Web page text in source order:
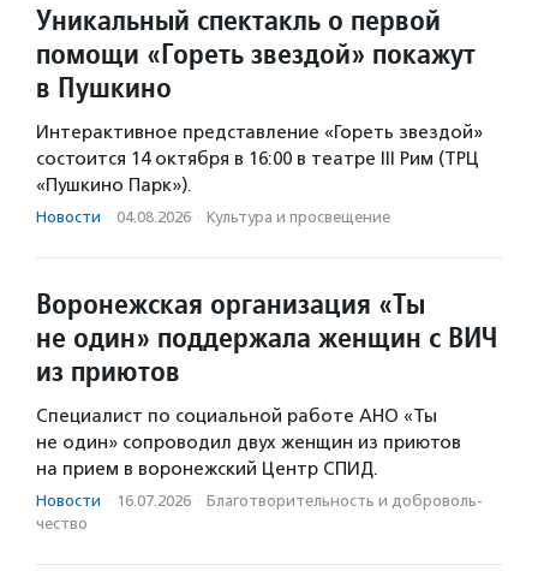
Уникальный спектакль о первой
помощи «Гореть звездой» покажут
в Пушкино
Интерактивное представление «Гореть звездой»
состоится 14 октября в 16:00 в театре III Рим (ТРЦ
«Пушкино Парк»).
Новости · 04.08.2026 · Культура и просвещение
Воронежская организация «Ты
не один» поддержала женщин с ВИЧ
из приютов
Специалист по социальной работе АНО «Ты
не один» сопроводил двух женщин из приютов
на прием в воронежский Центр СПИД.
Новости · 16.07.2026 · Благотвори­тель­ность и доброволь­
чест­во